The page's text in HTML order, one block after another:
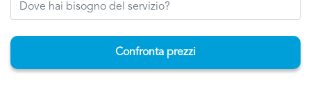
Confronta prezzi